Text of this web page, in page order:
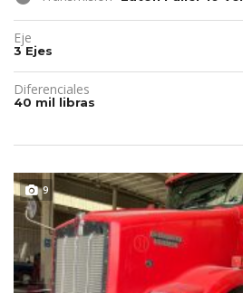
Eje
3 Ejes
Diferenciales
40 mil libras
9